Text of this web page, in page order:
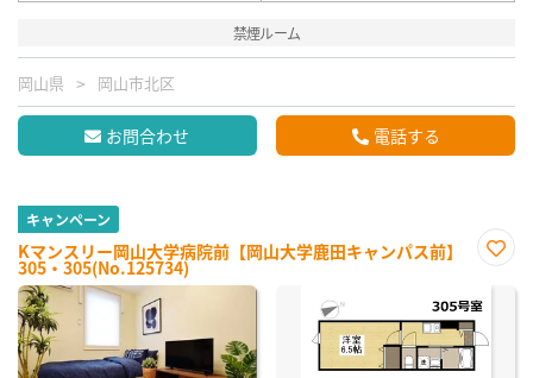
禁煙ルーム
岡山県 岡山市北区
お問合わせ 電話する
キャンペーン
Kマンスリー岡山大学病院前【岡山大学鹿田キャンパス前】
305・305(No.125734)
に入
り登